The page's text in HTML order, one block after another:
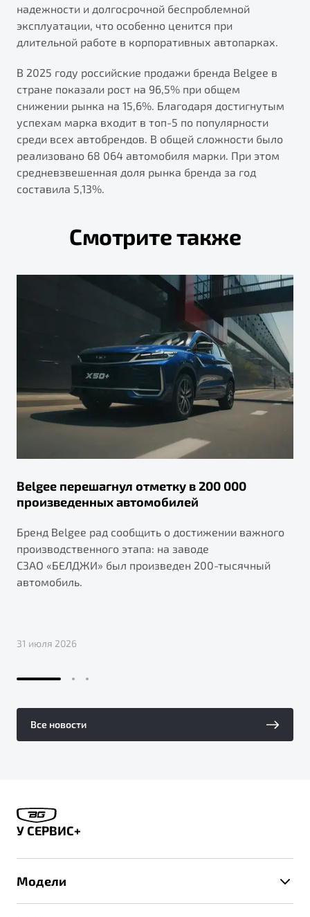
надежности и долгосрочной беспроблемной
эксплуатации, что особенно ценится при
длительной работе в корпоративных автопарках.
В 2025 году российские продажи бренда Belgee в
стране показали рост на 96,5% при общем
снижении рынка на 15,6%. Благодаря достигнутым
успехам марка входит в топ-5 по популярности
среди всех автобрендов. В общей сложности было
реализовано 68 064 автомобиля марки. При этом
средневзвешенная доля рынка бренда за год
составила 5,13%.
Смотрите также
Belgee перешагнул отметку в 200 000
произведенных автомобилей
Бренд Belgee рад сообщить о достижении важного
производственного этапа: на заводе
СЗАО «БЕЛДЖИ» был произведен 200-тысячный
автомобиль.
31 июля 2026
Все новости
У СЕРВИС+
Модели